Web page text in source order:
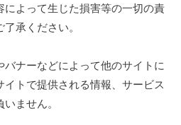
によって生じた損害等の一切の責
承ください。
バナーなどによって他のサイトに
トで提供される情報、サービス
ません。